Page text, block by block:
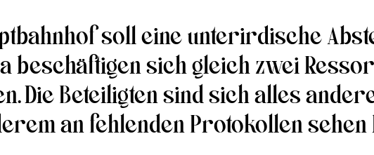
soll eine unterirdische
beschäftigen sich gleich zwei
Die Beteiligten sind sich alles
an fehlenden Protokollen sehen